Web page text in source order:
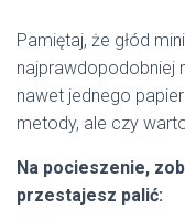
Pamiętaj, że głód
najprawdopodobniej
nawet jednego
metody, ale czy
Na pocieszenie,
przestajesz palić: